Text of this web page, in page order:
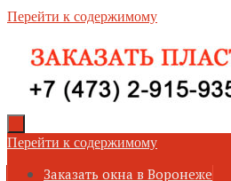
Перейти к содержимому
Перейти к содержимому
Заказать окна в Воронеже